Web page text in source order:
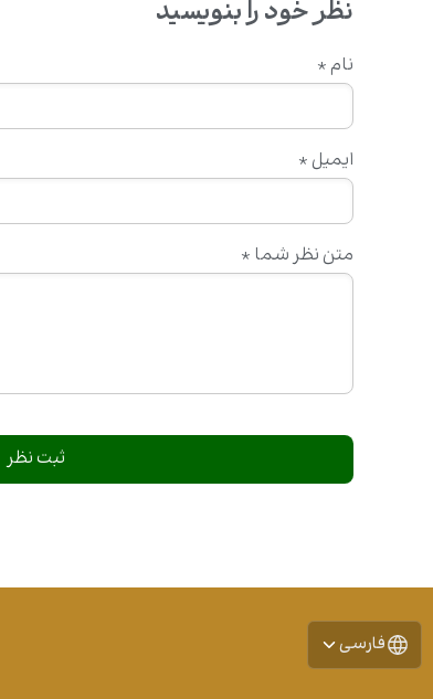
نظر خود را بنویسید
متن نظر شما *
نام *
ایمیل *
فارسی